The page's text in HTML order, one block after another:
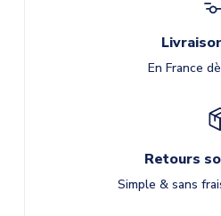
En France
Retours
Simple & sans